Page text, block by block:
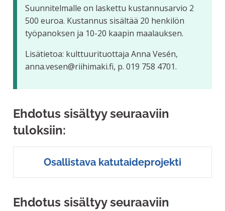
Suunnitelmalle on laskettu kustannusarvio 2
500 euroa. Kustannus sisältää 20 henkilön
työpanoksen ja 10-20 kaapin maalauksen.
Lisätietoa: kulttuurituottaja Anna Vesén,
anna.vesen@riihimaki.fi, p. 019 758 4701.
Ehdotus sisältyy seuraaviin
tuloksiin:
Osallistava katutaideprojekti
Ehdotus sisältyy seuraaviin